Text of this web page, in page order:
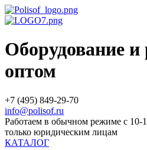
Оборудование
оптом
+7 (495) 849-29-70
info@polisof.ru
Работаем в обычном режиме с
только юридическим лицам
КАТАЛОГ